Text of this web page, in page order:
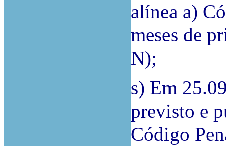
alínea a)
meses de
N);
s) Em
previsto e
Código